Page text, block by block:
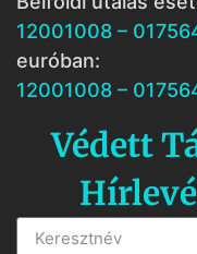
12001008 –
euróban:
12001008 –
Védett